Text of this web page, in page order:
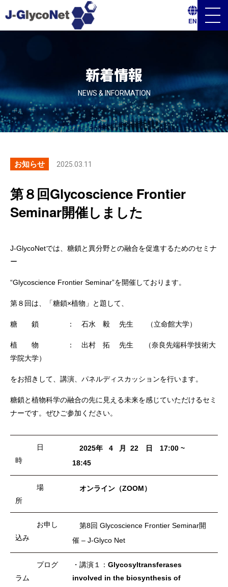
EN
ニ
ュ
新着情報
NEWS & INFORMATION
お知らせ 2025.03.11
第８回Glycoscience Frontier
Seminar開催しました
J-GlycoNetでは、糖鎖と異分野との融合を促進するためのセミナ
ー
“Glycoscience Frontier Seminar”を開催しております。
第８回は、「糖鎖×植物」と題して、
糖 鎖 ： 石水 毅 先生 （立命館大学）
植 物 ： 出村 拓 先生 （奈良先端科学技術大
学院大学）
をお招きして、講演、パネルディスカッションを行います。
糖鎖と植物科学の融合の先に見える未来を感じていただけるセミ
ナーです。ぜひご参加ください。
日
時
2025年 4 月 22 日 17:00 ~
18:45
場
所
オンライン（ZOOM）
お申し
込み
第8回 Glycoscience Frontier Seminar開
催 – J-Glyco Net
プログ
ラム
・ 講演１： Glycosyltransferases
involved in the biosynthesis of